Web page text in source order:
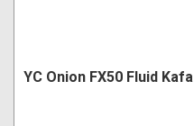
YC Onion FX50 Fluid Kafa